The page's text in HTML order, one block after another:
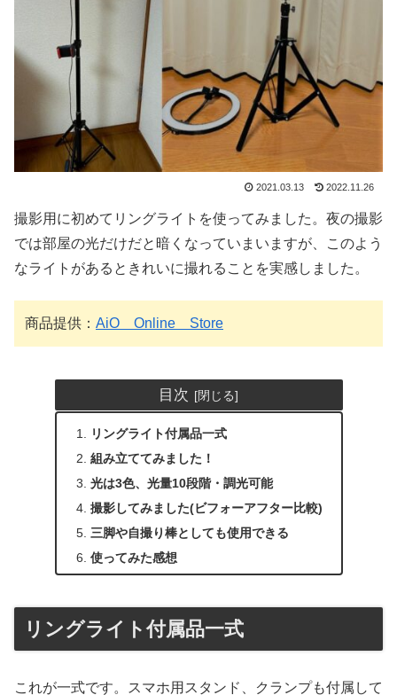
2021.03.13 2022.11.26
撮影用に初めてリングライトを使ってみました。夜の撮影
では部屋の光だけだと暗くなっていまいますが、このよう
なライトがあるときれいに撮れることを実感しました。
商品提供： AiO Online Store
目次
リングライト付属品一式
組み立ててみました！
光は3色、光量10段階・調光可能
撮影してみました(ビフォーアフター比較)
三脚や自撮り棒としても使用できる
使ってみた感想
リングライト付属品一式
これが一式です。スマホ用スタンド、クランプも付属して